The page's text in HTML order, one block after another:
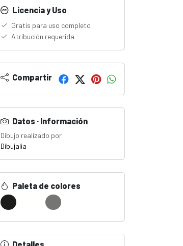
Licencia y Uso
Gratis para uso completo
Atribución requerida
Compartir
Datos · Información
Dibujo realizado por
Dibujalia
Paleta de colores